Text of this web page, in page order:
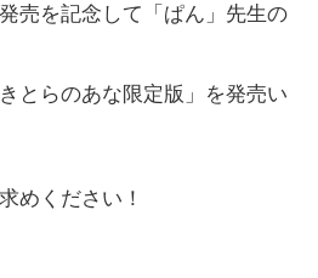
売を記念して「ぱん」先生の
とらのあな限定版」を発売い
めください！